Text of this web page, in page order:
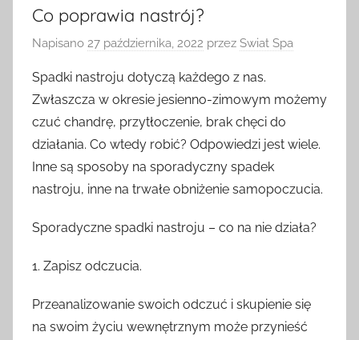
Co poprawia nastrój?
Napisano 27 października, 2022 przez Swiat Spa
Spadki nastroju dotyczą każdego z nas.
Zwłaszcza w okresie jesienno-zimowym możemy
czuć chandrę, przytłoczenie, brak chęci do
działania. Co wtedy robić? Odpowiedzi jest wiele.
Inne są sposoby na sporadyczny spadek
nastroju, inne na trwałe obniżenie samopoczucia.
Sporadyczne spadki nastroju – co na nie działa?
1. Zapisz odczucia.
Przeanalizowanie swoich odczuć i skupienie się
na swoim życiu wewnętrznym może przynieść